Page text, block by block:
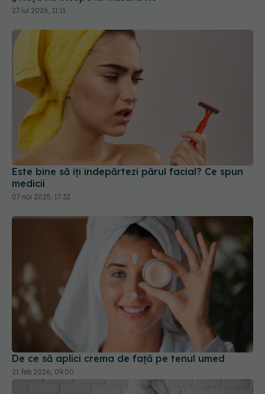
27 iul 2026, 11:11
Este bine să îți îndepărtezi părul facial? Ce spun
medicii
07 noi 2025, 17:32
De ce să aplici crema de față pe tenul umed
21 feb 2026, 09:00